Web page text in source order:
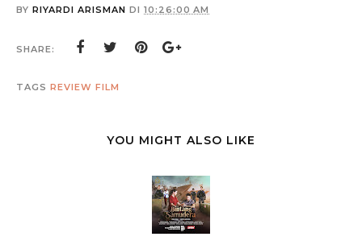
BY RIYARDI ARISMAN DI 10:26:00 AM
SHARE:
TAGS REVIEW FILM
YOU MIGHT ALSO LIKE